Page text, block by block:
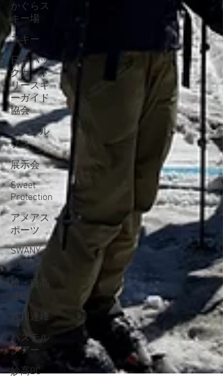
かぐらス
キー場
スキー
日本バッ
クカント
リースキ
ーガイド
協会
中央アル
プス
展示会
Sweet
Protection
アメアス
ポーツ
SWANY
gloves
槍・穂高
谷川連峰
パステル
ツアー
妙高BC